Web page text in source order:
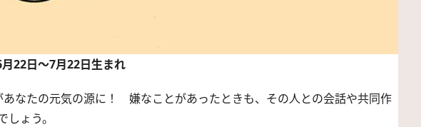
22日～7月22日生まれ
なたの元気の源に！ 嫌なことがあったときも、その人との会話や共同作
ょう。